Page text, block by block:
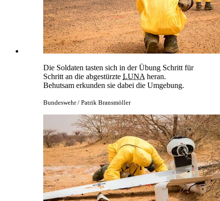
Die Soldaten tasten sich in der Übung Schritt für
Schritt an die abgestürzte LUNA heran.
Behutsam erkunden sie dabei die Umgebung.
Bundeswehr / Patrik Bransmöller